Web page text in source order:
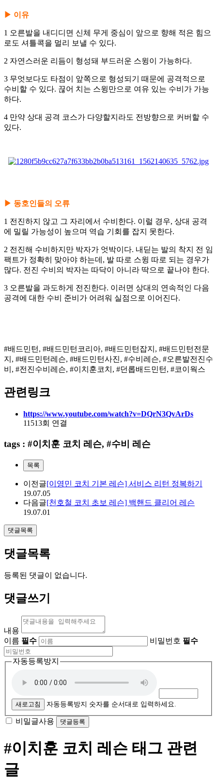
▶ 이유
1 오른발을 내디디면 신체 무게 중심이 앞으로 향해 적은 힘으
로도 셔틀콕을 멀리 보낼 수 있다.
2 자연스러운 리듬이 형성돼 부드러운 스윙이 가능하다.
3 무엇보다도 타점이 앞쪽으로 형성되기 때문에 공격적으로
수비할 수 있다. 끊어 치는 스윙만으로 여유 있는 수비가 가능
하다.
4 만약 상대 공격 코스가 다양할지라도 전방향으로 커버할 수
있다.
▶ 동호인들의 오류
1 전진하지 않고 그 자리에서 수비한다. 이럴 경우, 상대 공격
에 밀릴 가능성이 높으며 역습 기회를 잡지 못한다.
2 전진해 수비하지만 박자가 엇박이다. 내딛는 발의 착지 전 임
팩트가 정확히 맞아야 하는데, 발 따로 스윙 따로 되는 경우가
많다. 전진 수비의 박자는 따닥이 아니라 딱으로 끝나야 한다.
3 오른발을 과도하게 전진한다. 이러면 상대의 연속적인 다음
공격에 대한 수비 준비가 어려워 실점으로 이어진다.
#배드민턴, #배드민턴코리아, #배드민턴잡지, #배드민턴전문
지, #배드민턴레슨, #배드민턴사진, #수비레슨, #오른발전진수
비, #전진수비레슨, #이치훈코치, #던롭배드민턴, #코이웍스
관련링크
https://www.youtube.com/watch?v=DQrN3QvArDs
11513회 연결
tags : #이치훈 코치 레슨, #수비 레슨
목록
이전글[이영민 코치 기본 레슨] 서비스 리턴 정복하기
19.07.05
다음글[천호철 코치 초보 레슨] 백핸드 클리어 레슨
19.07.01
댓글목록
댓글목록
등록된 댓글이 없습니다.
댓글쓰기
내용
이름 필수 비밀번호 필수
자동등록방지
새로고침 자동등록방지 숫자를 순서대로 입력하세요.
비밀글사용
#이치훈 코치 레슨 태그 관련
글